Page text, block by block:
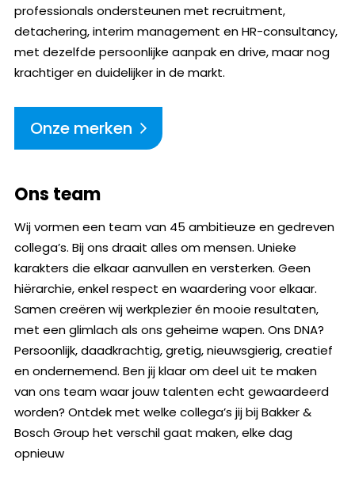
professionals ondersteunen met recruitment,
detachering, interim management en HR-consultancy,
met dezelfde persoonlijke aanpak en drive, maar nog
krachtiger en duidelijker in de markt.
Onze merken
Ons team
Wij vormen een team van 45 ambitieuze en gedreven
collega’s. Bij ons draait alles om mensen. Unieke
karakters die elkaar aanvullen en versterken. Geen
hiërarchie, enkel respect en waardering voor elkaar.
Samen creëren wij werkplezier én mooie resultaten,
met een glimlach als ons geheime wapen. Ons DNA?
Persoonlijk, daadkrachtig, gretig, nieuwsgierig, creatief
en ondernemend. Ben jij klaar om deel uit te maken
van ons team waar jouw talenten echt gewaardeerd
worden? Ontdek met welke collega’s jij bij Bakker &
Bosch Group het verschil gaat maken, elke dag
opnieuw